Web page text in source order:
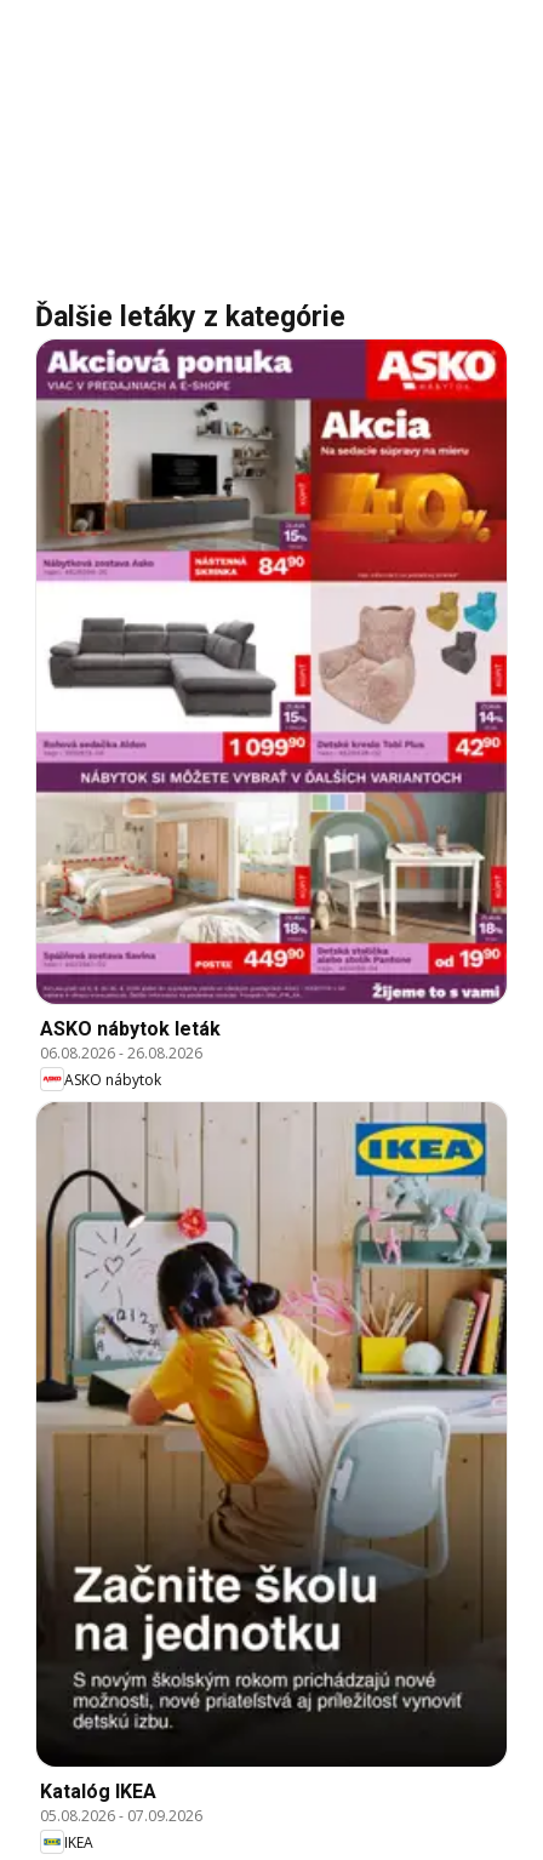
Ďalšie letáky z kategórie
ASKO nábytok leták
06.08.2026-26.08.2026
ASKO nábytok
Katalóg IKEA
05.08.2026- 07.09.2026
IKEA